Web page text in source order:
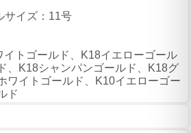
イズ：11号
トゴールド、K18イエローゴール
、K18シャンパンゴールド、K18グ
ワイトゴールド、K10イエローゴー
ド